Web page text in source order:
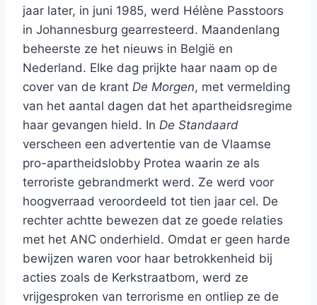
jaar later, in juni 1985, werd Hélène Passtoors
in Johannesburg gearresteerd. Maandenlang
beheerste ze het nieuws in België en
Nederland. Elke dag prijkte haar naam op de
cover van de krant De Morgen, met vermelding
van het aantal dagen dat het apartheidsregime
haar gevangen hield. In De Standaard
verscheen een advertentie van de Vlaamse
pro-apartheidslobby Protea waarin ze als
terroriste gebrandmerkt werd. Ze werd voor
hoogverraad veroordeeld tot tien jaar cel. De
rechter achtte bewezen dat ze goede relaties
met het ANC onderhield. Omdat er geen harde
bewijzen waren voor haar betrokkenheid bij
acties zoals de Kerkstraatbom, werd ze
vrijgesproken van terrorisme en ontliep ze de